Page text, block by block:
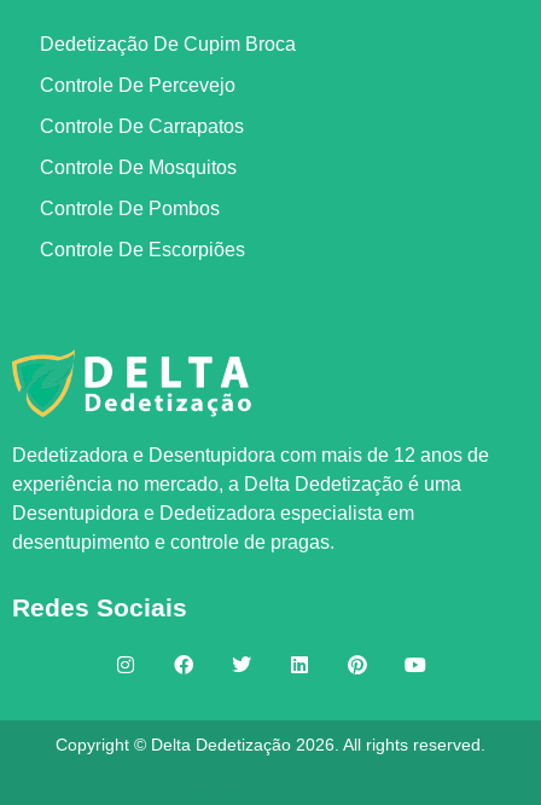
Dedetizadora e Desentupidora com mais de 12 anos de
experiência no mercado, a Delta Dedetização é uma
Desentupidora e Dedetizadora especialista em
desentupimento e controle de pragas.
Redes Sociais
Dedetização De Cupim Broca
Controle De Percevejo
Controle De Carrapatos
Controle De Mosquitos
Controle De Pombos
Controle De Escorpiões
Copyright © Delta Dedetização 2026. All rights reserved.